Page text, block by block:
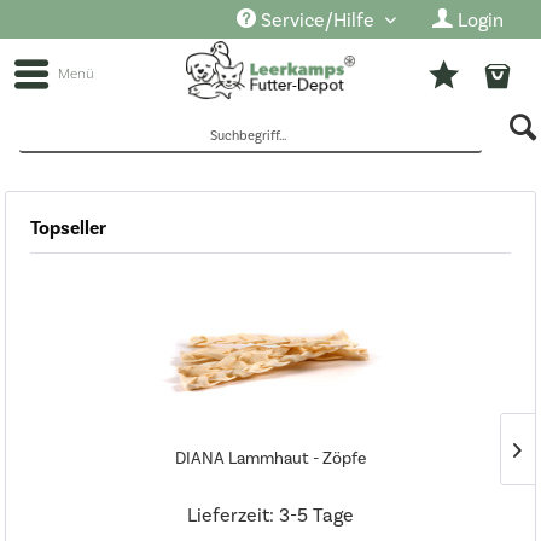
Service/Hilfe Login
Menü
Einzelfuttermittel
Topseller
DIANA Lammhaut - Zöpfe
Lieferzeit: 3-5 Tage